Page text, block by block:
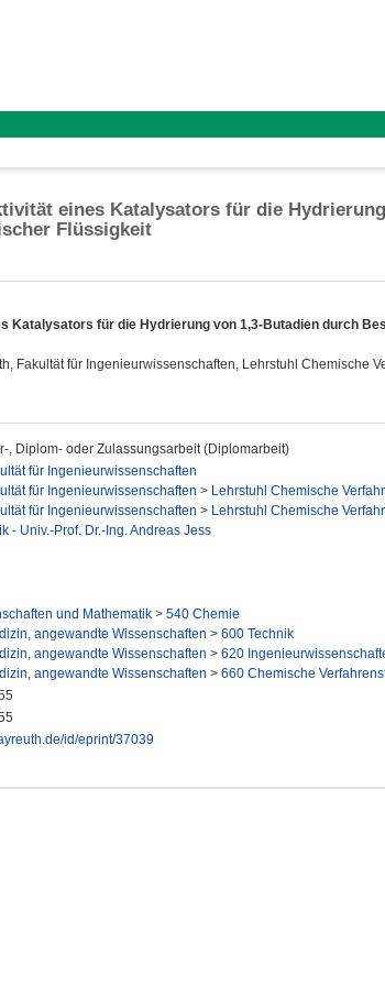
eines Katalysators für die
Flüssigkeit
Katalysators für die Hydrierung von 1,3-Butadien durch
Fakultät für Ingenieurwissenschaften, Lehrstuhl Chemische
, Diplom- oder Zulassungsarbeit (Diplomarbeit)
für Ingenieurwissenschaften
für Ingenieurwissenschaften > Lehrstuhl Chemische
für Ingenieurwissenschaften > Lehrstuhl Chemische
- Univ.-Prof. Dr.-Ing. Andreas Jess
und Mathematik > 540 Chemie
angewandte Wissenschaften > 600 Technik
angewandte Wissenschaften > 620
angewandte Wissenschaften > 660 Chemische
id/eprint/37039